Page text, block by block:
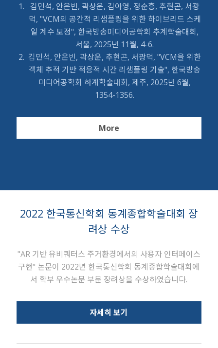
김민석, 안은빈, 곽상운, 김아영, 정순흥, 추현곤, 서광
덕, "VCM의 공간적 리샘플링을 위한 하이브리드 스케
일 계수 보정", 한국방송미디어공학회 추계학술대회,
서울, 2025년 11월, 4-6.
김민석, 안은빈, 곽상운, 추현곤, 서광덕, "VCM을 위한
객체 추적 기반 적응적 시간 리샘플링 기술", 한국방송
미디어공학회 하계학술대회, 제주, 2025년 6월,
1354-1356.
More
2022 한국통신학회 동계종합학술대회 장
려상 수상
"AR 기반 유비쿼터스 주거환경에서의 사용자 인터페이스
구현" 논문이 2022년 한국통신학회 동계종합학술대회에
서 학부 우수논문 부문 장려상을 수상하였습니다.
자세히 보기